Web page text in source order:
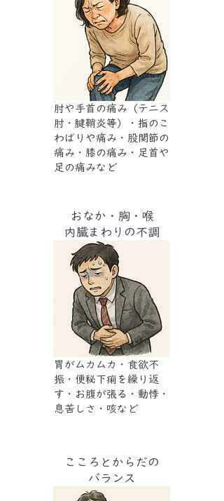
肘や手首の痛み（テニス
肘・腱鞘炎等）・指のこ
わばりや痛み・股関節の
痛み・膝の痛み・足首や
足の痛みなど
おなか・胸・喉
内臓まわりの不調
胃がムカムカ・食欲不
振・便秘下痢を繰り返
す・お腹が張る・動悸・
息苦しさ・咳など
こころとからだの
バランス